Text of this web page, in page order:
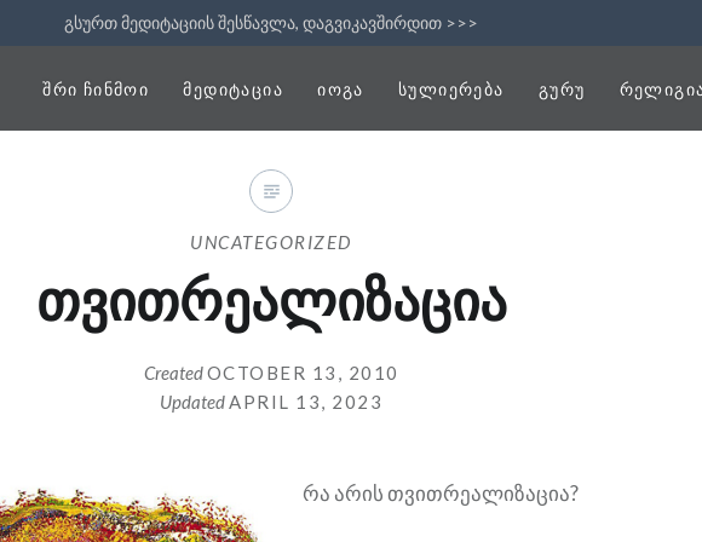
გსურთ მედიტაციის შესწავლა, დაგვიკავშირდით >>>
ᲨᲠᲘ ᲩᲘᲜᲛᲝᲘ ᲛᲔᲓᲘᲢᲐᲪᲘᲐ ᲘᲝᲒᲐ ᲡᲣᲚᲘᲔᲠᲔᲑᲐ ᲒᲣᲠᲣ
UNCATEGORIZED
თვითრეალიზაცია
CreatedOCTOBER 13, 2010
Updated APRIL 13, 2023
რა არის თვითრეალიზაცია?